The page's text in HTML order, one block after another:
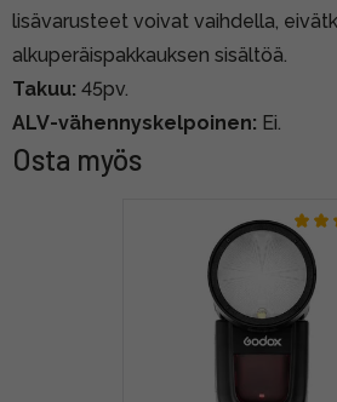
lisävarusteet voivat vaihdella,
alkuperäispakkauksen sisältöä.
Takuu: 45pv.
ALV-vähennyskelpoinen: Ei.
Osta myös